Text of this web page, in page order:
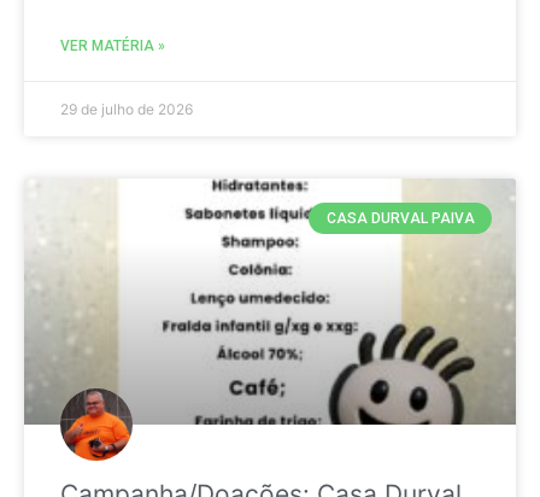
VER MATÉRIA »
29 de julho de 2026
CASA DURVAL PAIVA